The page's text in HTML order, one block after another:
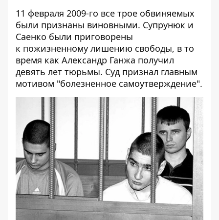
11 февраля 2009-го все трое обвиняемых
были признаны виновными. Супрунюк и
Саенко были приговорены
к пожизненному лишению свободы, в то
время как Александр Ганжа получил
девять лет тюрьмы. Суд признал главным
мотивом "болезненное самоутверждение".